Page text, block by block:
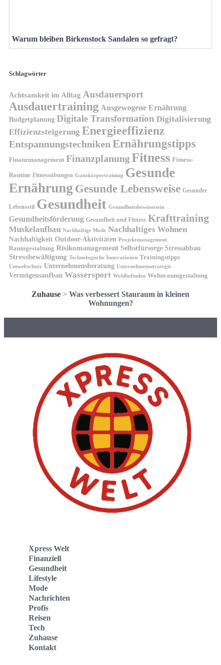
Warum bleiben Birkenstock Sandalen so gefragt?
Schlagwörter
Achtsamkeit im Alltag Ausdauersport
Ausdauertraining Ausgewogene Ernährung
Budgetplanung Digitale Transformation Digitalisierung
Effizienzsteigerung Energieeffizienz
Entspannungstechniken Ernährungstipps
Finanzmanagement Finanzplanung Fitness Fitness-
Routine Fitnessübungen Ganzkörpertraining Gesunde
Ernährung Gesunde Lebensweise Gesunder
Lebensstil Gesundheit Gesundheitsbewusstsein
Gesundheitsförderung Gesundheit und Fitness Krafttraining
Muskelaufbau Nachhaltige Mode Nachhaltiges Wohnen
Nachhaltigkeit Outdoor-Aktivitäten Projektmanagement
Raumgestaltung Risikomanagement Selbstfürsorge Stressabbau
Stressbewältigung Technologische Innovationen Trainingstipps
Umweltschutz Unternehmensberatung Unternehmensstrategie
Vermögensaufbau Wassersport Wohlbefinden Wohnraumgestaltung
Zuhause > Was verbessert Stauraum in kleinen
Wohnungen?
Xpress Welt
Finanziell
Gesundheit
Lifestyle
Mode
Nachrichten
Profis
Reisen
Tech
Zuhause
Kontakt